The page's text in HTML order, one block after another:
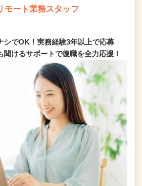
モート業務スタッフ
シでOK！実務経験3年以上で応募
聞けるサポートで復職を全⼒応援！